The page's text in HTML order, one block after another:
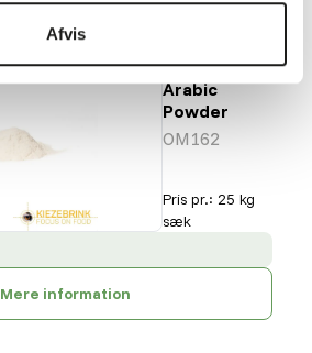
Afvis
DK Gum
Arabic
Powder
OM162
Pris pr.: 25 kg
sæk
Mere information